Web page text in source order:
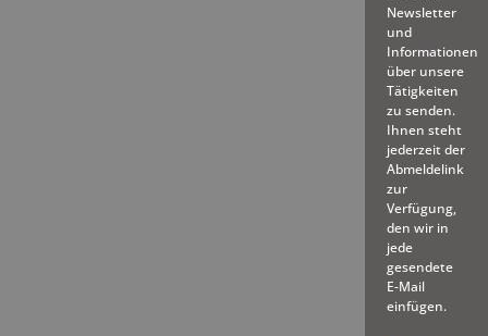
Newsletter
und
Informationen
über unsere
Tätigkeiten
zu senden.
Ihnen steht
jederzeit der
Abmeldelink
zur
Verfügung,
den wir in
jede
gesendete
E-Mail
einfügen.